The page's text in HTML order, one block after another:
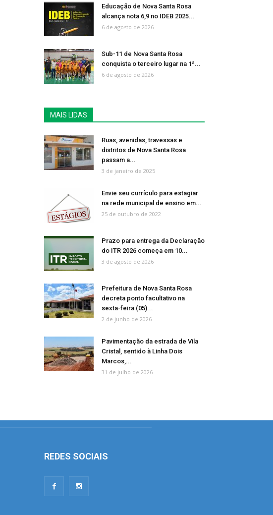
Educação de Nova Santa Rosa
alcança nota 6,9 no IDEB 2025...
6 de agosto de 2026
Sub-11 de Nova Santa Rosa
conquista o terceiro lugar na 1ª...
6 de agosto de 2026
MAIS LIDAS
Ruas, avenidas, travessas e
distritos de Nova Santa Rosa
passam a...
3 de janeiro de 2025
Envie seu currículo para estagiar
na rede municipal de ensino em...
25 de outubro de 2022
Prazo para entrega da Declaração
do ITR 2026 começa em 10...
3 de agosto de 2026
Prefeitura de Nova Santa Rosa
decreta ponto facultativo na
sexta-feira (05)...
2 de junho de 2026
Pavimentação da estrada de Vila
Cristal, sentido à Linha Dois
Marcos,...
31 de julho de 2026
REDES SOCIAIS